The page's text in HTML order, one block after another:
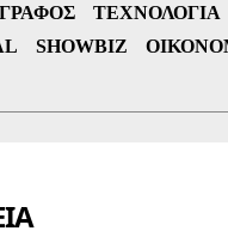
ΤΕΧΝΟΛΟΓΊΑ
SHOWBIZ